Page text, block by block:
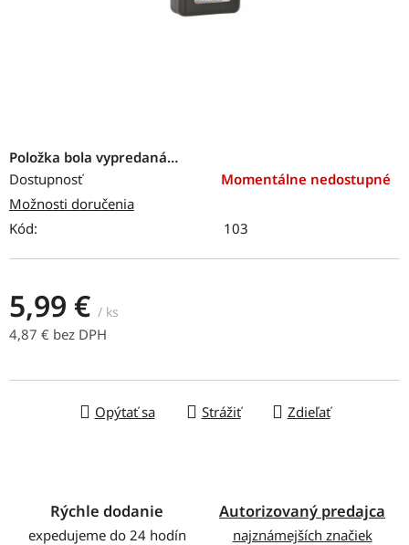
Položka bola vypredaná…
Dostupnosť
Momentálne nedostupné
Možnosti doručenia
Kód:
103
5,99 € / ks
4,87 € bez DPH
Opýtať sa Strážiť Zdieľať
Rýchle dodanie
expedujeme do 24 hodín
Autorizovaný predajca
najznámejších značiek